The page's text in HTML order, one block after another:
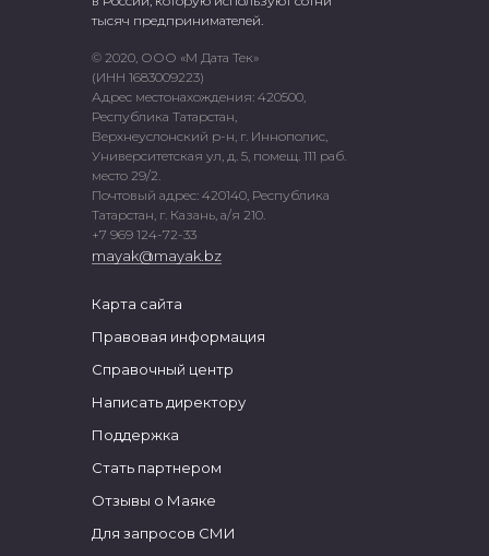
тысяч предпринимателей.
© 2020, ООО «М Дата Тек»
(ИНН 1683009223)
Адрес местонахождения: 420500,
Республика Татарстан,
Верхнеуслонский р-н, г. Иннополис,
Университетская ул, д. 5, помещ. 111 раб.
место 29/2.
Почтовый адрес: 420140, Республика
Татарстан, г. Казань, а/я 210.
+7 969 124-72-33
mayak@mayak.bz
Карта сайта
Правовая информация
Справочный центр
Написать директору
Поддержка
Стать партнером
Отзывы о Маяке
Для запросов СМИ